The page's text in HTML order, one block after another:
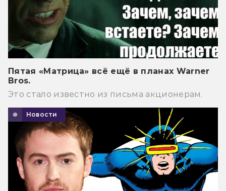
Пятая «Матрица» всё ещё в планах Warner
Bros.
Это стало известно из письма акционерам.
Новости